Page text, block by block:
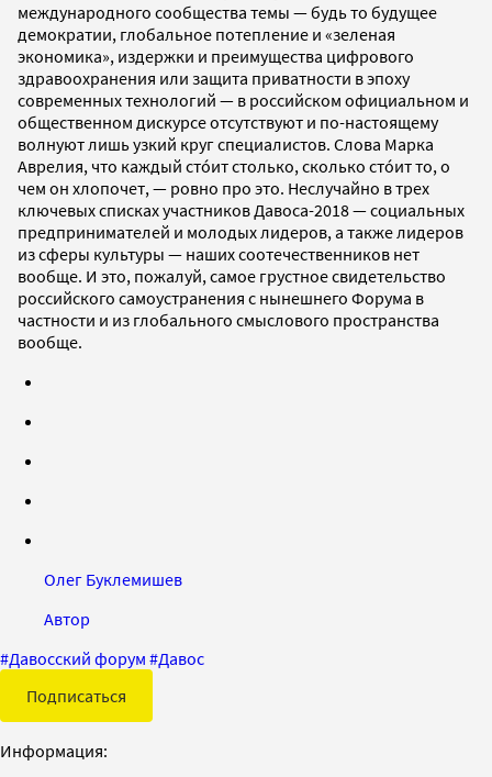
международного сообщества темы — будь то будущее
демократии, глобальное потепление и «зеленая
экономика», издержки и преимущества цифрового
здравоохранения или защита приватности в эпоху
современных технологий — в российском официальном и
общественном дискурсе отсутствуют и по-настоящему
волнуют лишь узкий круг специалистов. Слова Марка
Аврелия, что каждый стóит столько, сколько стóит то, о
чем он хлопочет, — ровно про это. Неслучайно в трех
ключевых списках участников Давоса-2018 — социальных
предпринимателей и молодых лидеров, а также лидеров
из сферы культуры — наших соотечественников нет
вообще. И это, пожалуй, самое грустное свидетельство
российского самоустранения с нынешнего Форума в
частности и из глобального смыслового пространства
вообще.
Олег Буклемишев
Автор
#Давосский форум #Давос
Подписаться
Информация: